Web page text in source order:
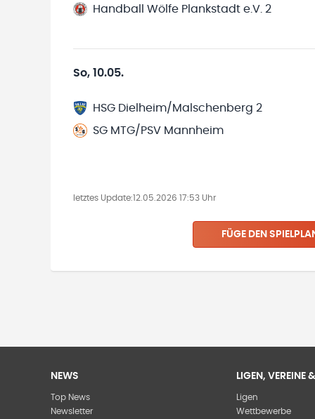
Handball Wölfe Plankstadt e.V. 2
So, 10.05.
HSG Dielheim/Malschenberg 2
SG MTG/PSV Mannheim
letztes Update:12.05.2026 17:53 Uhr
FÜGE DEN
NEWS
Top News
Newsletter
LIGEN, VEREINE
Ligen
Wettbewerbe